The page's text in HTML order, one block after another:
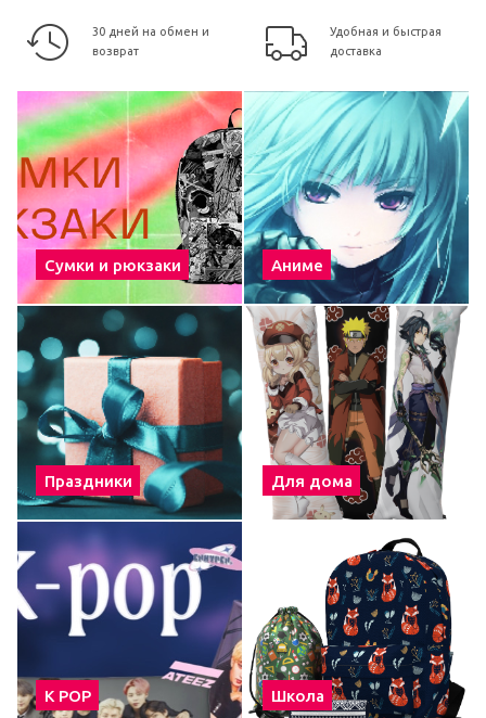
30 дней на обмен и
возврат
Удобная и быстрая
доставка
Сумки и рюкзаки Аниме
Праздники Для дома
К POP Школа